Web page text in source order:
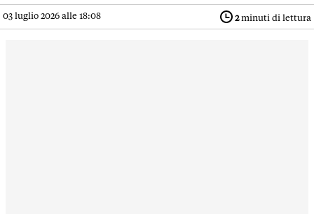
03 luglio 2026 alle 18:08 2minuti di lettura